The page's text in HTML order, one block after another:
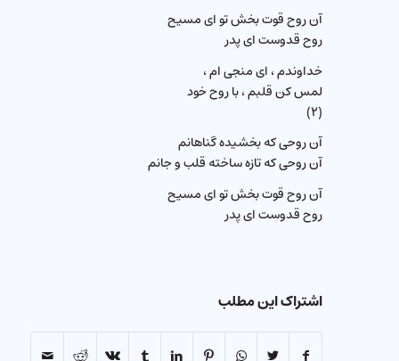
آن روح قوت بخش تو ای مسیح
روح قدوست ای پدر
خداوندم ، ای منجی ام ،
لمس کن قلبم ، با روح خود
(۲)
آن روحی که بخشیده گناهانم
آن روحی که تازه ساخته قلب و جانم
آن روح قوت بخش تو ای مسیح
روح قدوست ای پدر
اشتراک این مطلب